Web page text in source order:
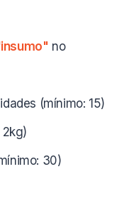
no
(mínimo: 15)
2kg)
30)